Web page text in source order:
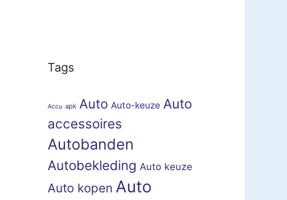
Tags
Accu apk Auto Auto-keuze Auto
accessoires
Autobanden
Autobekleding Auto keuze
Auto kopen Auto